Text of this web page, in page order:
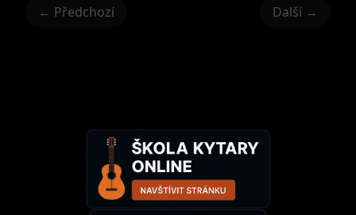
← Předchozí Další →